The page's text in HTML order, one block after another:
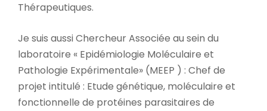
Thérapeutiques.
Je suis aussi Chercheur Associée au sein du
laboratoire « Epidémiologie Moléculaire et
Pathologie Expérimentale» (MEEP ) : Chef de
projet intitulé : Etude génétique, moléculaire et
fonctionnelle de protéines parasitaires de